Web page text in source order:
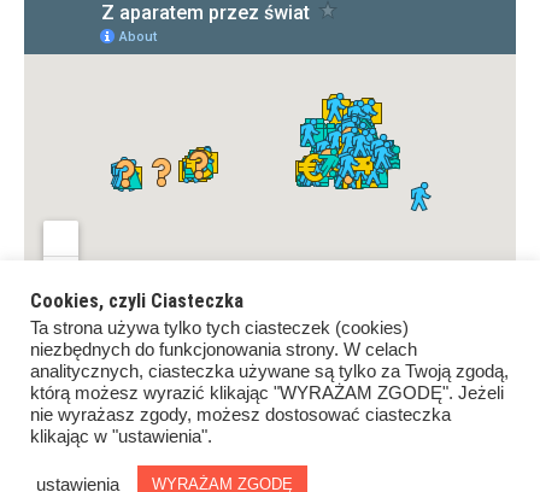
Proudly powered byWordPress.|Theme: Awaken by
Cookies, czyli Ciasteczka
Ta strona używa tylko tych ciasteczek (cookies)
niezbędnych do funkcjonowania strony. W celach
analitycznych, ciasteczka używane są tylko za Twoją zgodą,
którą możesz wyrazić klikając "WYRAŻAM ZGODĘ". Jeżeli
nie wyrażasz zgody, możesz dostosować ciasteczka
klikając w "ustawienia".
ustawienia WYRAŻAM ZGODĘ